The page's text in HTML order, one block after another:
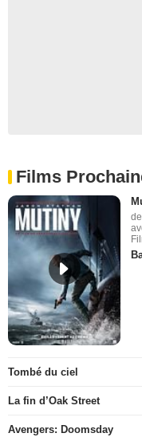
Films
Tombé du ciel
La fin d’Oak Street
Avengers: Doomsday